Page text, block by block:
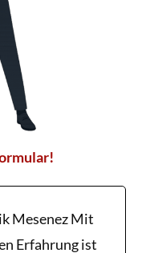
Mesenez Mit
Erfahrung ist